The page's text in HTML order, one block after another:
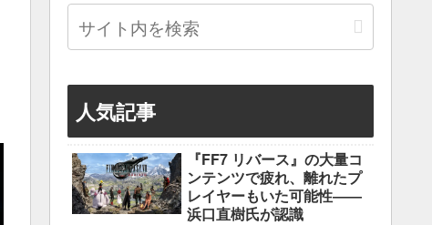
人気記事
『FF7 リバース』の大量コ
ンテンツで疲れ、離れたプ
レイヤーもいた可能性――
浜口直樹氏が認識